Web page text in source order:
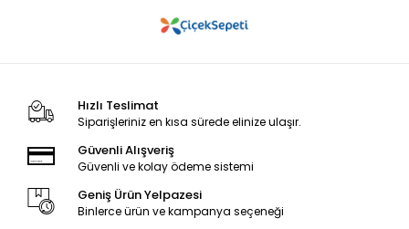
Hızlı Teslimat
Siparişleriniz en kısa sürede elinize ulaşır.
Güvenli Alışveriş
Güvenli ve kolay ödeme sistemi
Geniş Ürün Yelpazesi
Binlerce ürün ve kampanya seçeneği